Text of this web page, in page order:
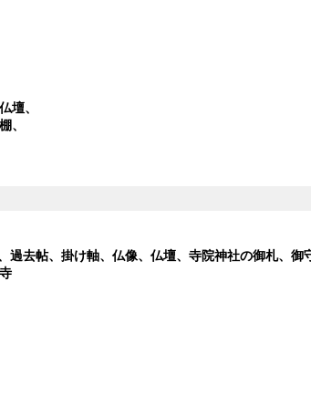
壇、
、
過去帖、掛け軸、仏像、仏壇、寺院神社の御札、